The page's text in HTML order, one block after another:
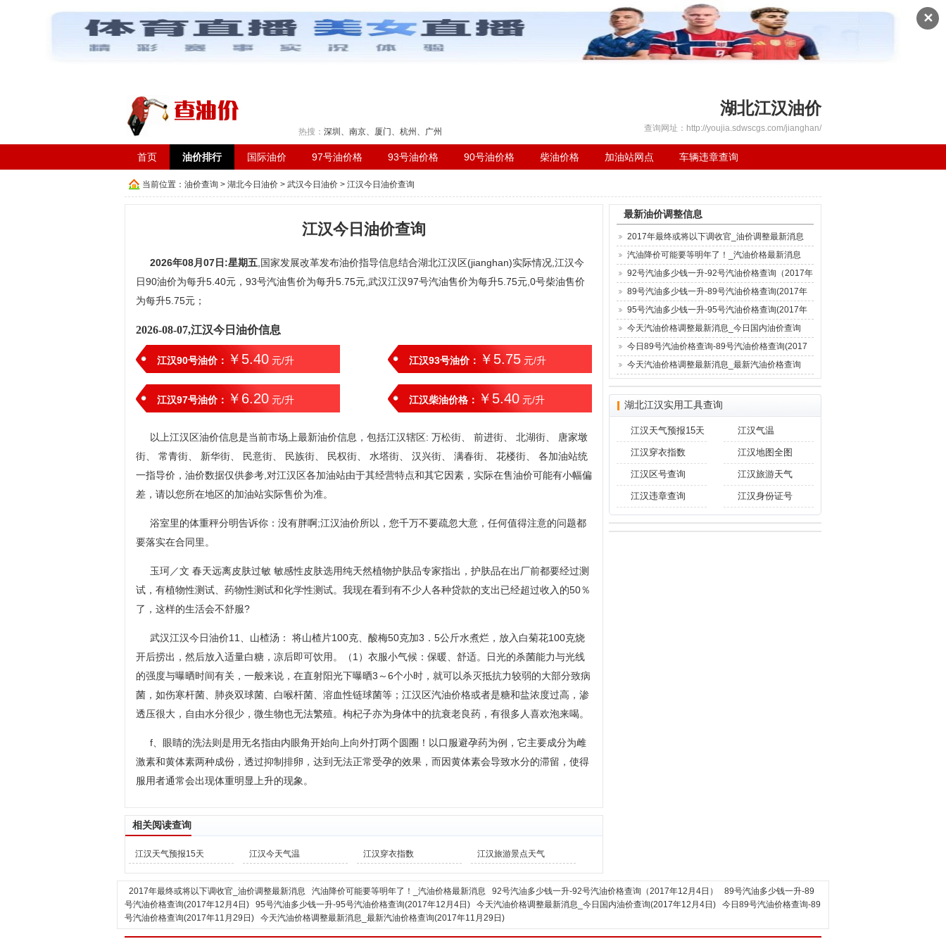
✕
热搜： 深圳 、 南京、 厦门、 杭州 、 广州
湖北江汉油价
查询网址：http://youjia.sdwscgs.com/jianghan/
首页 油价排行 国际油价 97号油价格 93号油价格 90号油价格 柴油价格 加油站网点 车辆违章查询
当前位置： 油价查询 > 湖北今日油价 > 武汉今日油价 > 江汉今日油价查询
江汉今日油价查询
2026年08月07日:星期五 ,国家发展改革发布油价指导信息结合湖北江汉区(jianghan)实际情况,江汉今
日90油价为每升5.40元，93号汽油售价为每升5.75元,武汉江汉97号汽油售价为每升5.75元,0号柴油售价
为每升5.75元；
2026-08-07,江汉今日油价信息
江汉90号油价： ￥5.40 元/升 江汉93号油价： ￥5.75 元/升
江汉97号油价： ￥6.20 元/升 江汉柴油价格： ￥5.40 元/升
以上江汉区油价信息是当前市场上最新油价信息，包括江汉辖区: 万松街、 前进街、 北湖街、 唐家墩
街、 常青街、 新华街、 民意街、 民族街、 民权街、 水塔街、 汉兴街、 满春街、 花楼街、 各加油站统
一指导价，油价数据仅供参考,对江汉区各加油站由于其经营特点和其它因素，实际在售油价可能有小幅偏
差，请以您所在地区的加油站实际售价为准。
浴室里的体重秤分明告诉你：没有胖啊;江汉油价所以，您千万不要疏忽大意，任何值得注意的问题都
要落实在合同里。
玉珂／文 春天远离皮肤过敏 敏感性皮肤选用纯天然植物护肤品专家指出，护肤品在出厂前都要经过测
试，有植物性测试、药物性测试和化学性测试。我现在看到有不少人各种贷款的支出已经超过收入的50％
了，这样的生活会不舒服?
武汉江汉今日油价11、山楂汤： 将山楂片100克、酸梅50克加3．5公斤水煮烂，放入白菊花100克烧
开后捞出，然后放入适量白糖，凉后即可饮用。（1）衣服小气候：保暖、舒适。日光的杀菌能力与光线
的强度与曝晒时间有关，一般来说，在直射阳光下曝晒3～6个小时，就可以杀灭抵抗力较弱的大部分致病
菌，如伤寒杆菌、肺炎双球菌、白喉杆菌、溶血性链球菌等；江汉区汽油价格或者是糖和盐浓度过高，渗
透压很大，自由水分很少，微生物也无法繁殖。枸杞子亦为身体中的抗衰老良药，有很多人喜欢泡来喝。
f、眼睛的洗法则是用无名指由内眼角开始向上向外打两个圆圈！以口服避孕药为例，它主要成分为雌
激素和黄体素两种成份，透过抑制排卵，达到无法正常受孕的效果，而因黄体素会导致水分的滞留，使得
服用者通常会出现体重明显上升的现象。
相关阅读查询
江汉天气预报15天 江汉今天气温 江汉穿衣指数 江汉旅游景点天气
最新油价调整信息
2017年最终或将以下调收官_油价调整最新消息
汽油降价可能要等明年了！_汽油价格最新消息
92号汽油多少钱一升-92号汽油价格查询（2017年
12月4日）
89号汽油多少钱一升-89号汽油价格查询(2017年
12月4日)
95号汽油多少钱一升-95号汽油价格查询(2017年
12月4日)
今天汽油价格调整最新消息_今日国内油价查询
(2017年12月4日)
今日89号汽油价格查询-89号汽油价格查询(2017
年11月29日)
今天汽油价格调整最新消息_最新汽油价格查询
湖北江汉实用工具查询
江汉天气预报15天 江汉气温
江汉穿衣指数 江汉地图全图
江汉区号查询 江汉旅游天气
江汉违章查询 江汉身份证号
2017年最终或将以下调收官_油价调整最新消息 汽油降价可能要等明年了！_汽油价格最新消息 92号汽油多少钱一升-92号汽油价格查询（2017年12月4日）
89号汽油多少钱一升-89
号汽油价格查询(2017年12月4日)
95号汽油多少钱一升-95号汽油价格查询(2017年12月4日) 今天汽油价格调整最新消息_今日国内油价查询(2017年12月4日)
今日89号汽油价格查询-89
号汽油价格查询(2017年11月29日)
今天汽油价格调整最新消息_最新汽油价格查询(2017年11月29日)